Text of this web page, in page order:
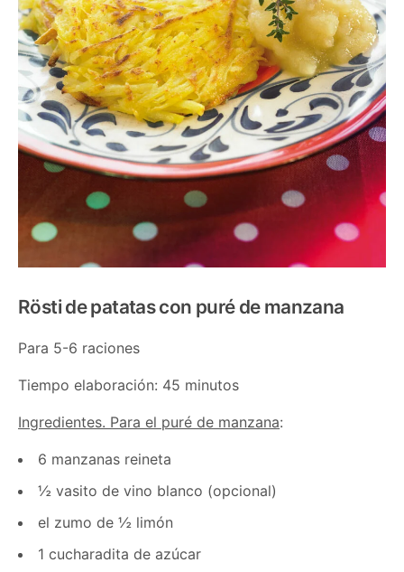
Rösti de patatas con puré de manzana
Para 5-6 raciones
Tiempo elaboración: 45 minutos
Ingredientes. Para el puré de manzana:
6 manzanas reineta
½ vasito de vino blanco (opcional)
el zumo de ½ limón
1 cucharadita de azúcar